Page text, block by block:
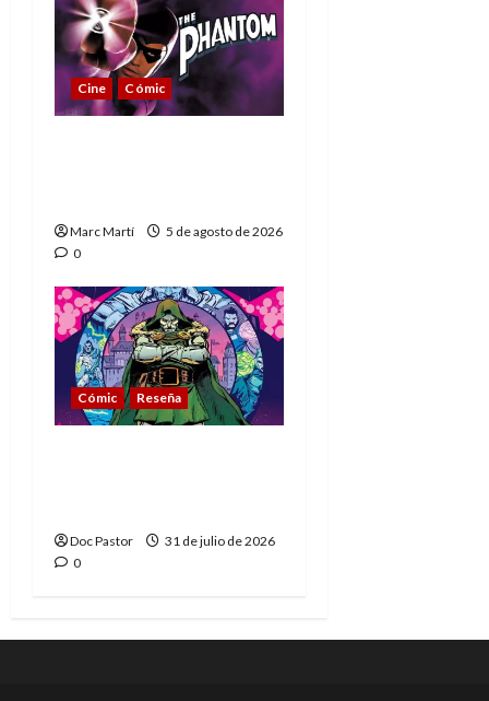
Cine Cómic
Marc Martí
5 de agosto de 2026
0
Cómic Reseña
Doc Pastor
31 de julio de 2026
0